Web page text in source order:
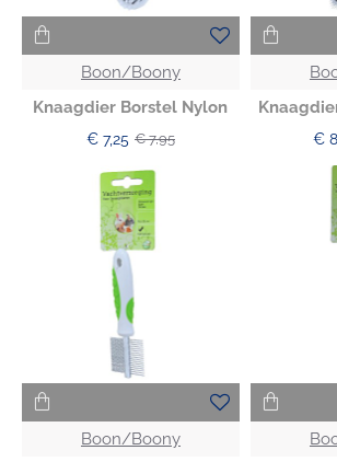
Boon/Boony
Knaagdier Borstel Nylon
€ 7,25 € 7,95 €
Boon/Boony